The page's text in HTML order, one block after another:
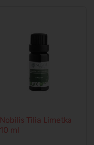
Nobilis Tilia Limetka
10 ml